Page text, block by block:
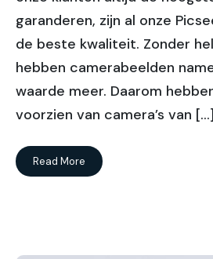
garanderen, zijn al onze
de beste kwaliteit. Zonder
hebben camerabeelden
waarde meer. Daarom
voorzien van camera’s van […]
Read More